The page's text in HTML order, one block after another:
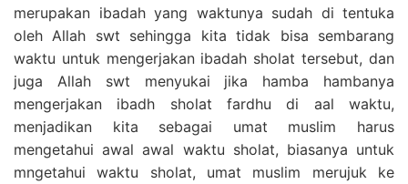
merupakan ibadah yang waktunya sudah di tentuka
oleh Allah swt sehingga kita tidak bisa sembarang
waktu untuk mengerjakan ibadah sholat tersebut, dan
juga Allah swt menyukai jika hamba hambanya
mengerjakan ibadh sholat fardhu di aal waktu,
menjadikan kita sebagai umat muslim harus
mengetahui awal awal waktu sholat, biasanya untuk
mngetahui waktu sholat, umat muslim merujuk ke